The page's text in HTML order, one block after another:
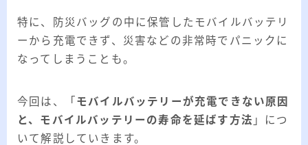
特に、防災バッグの中に保管したモバイルバッテリ
ーから充電できず、災害などの非常時でパニックに
なってしまうことも。
今回は、「 モバイルバッテリーが充電できない原因
と、モバイルバッテリーの寿命を延ばす方法 」につ
いて解説していきます。